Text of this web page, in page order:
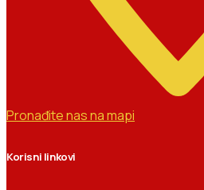
Pronađite nas na mapi
Korisni linkovi